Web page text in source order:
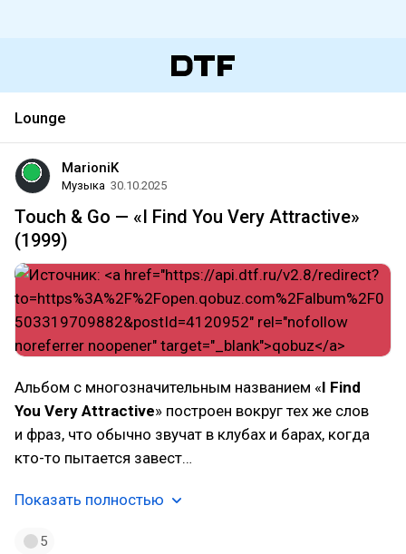
Lounge
MarioniK
Музыка 30.10.2025
Touch & Go — «I Find You Very Attractive»
(1999)
Альбом с многозначительным названием «I Find
You Very Attractive» построен вокруг тех же слов
и фраз, что обычно звучат в клубах и барах, когда
кто-то пытается завест…
Показать полностью
5